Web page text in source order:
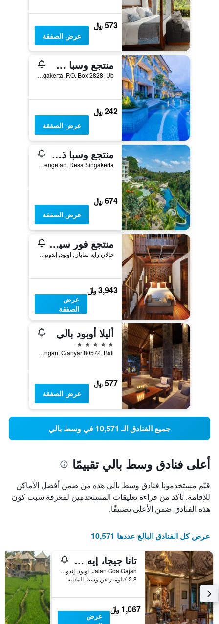
573 ﷼
عرض الصفقة
منتجع وسبا سيريز سبرينجز، سينجاكرتا
Banjar Jukut Paku Singakerta, P.O. Box 2828, Ub, اوبود, إندونيسيا
242 ﷼
عرض الصفقة
منتجع وسبا ذا ويستين أوبود، بالي
Jalan Lod Tunduh, Br. Kengetan, Desa Singakerta, اوبود, إندونيسيا
674 ﷼
عرض الصفقة
منتجع فور سيزونز بالي في سايان
جالان راية سايان, اوبود, إندونيسيا
3,943 ﷼
عرض
الصفقة
أليلا أوبود بالي
5 نجوم
Desa Melinggih Kelod, Payangan, Gianyar 80572, Bali, دنباسار, إندونيسيا
577 ﷼
عرض الصفقة
جميع الفنادق الـ 10,571 في وسط بالي
أعلى فنادق وسط بالي تقييمًا
قيّم مستخدمونا فنادق وسط بالي هذه من ضمن أفضل الأماكن
للإقامة. تأكد من قراءة تعليقات المستخدمين لمعرفة سبب كون
هذه الفنادق ضمن الأعلى تصنيفًا.
عرض كل الفنادق البالغ عددها 10,571
تانا جيجا، إيه ريزورت باي هاديبرانا
Jalan Goa Gajah, اوبود, إندونيسيا
2.8 كيلومتر عن وسط المدينة
1,067 ﷼
عرض